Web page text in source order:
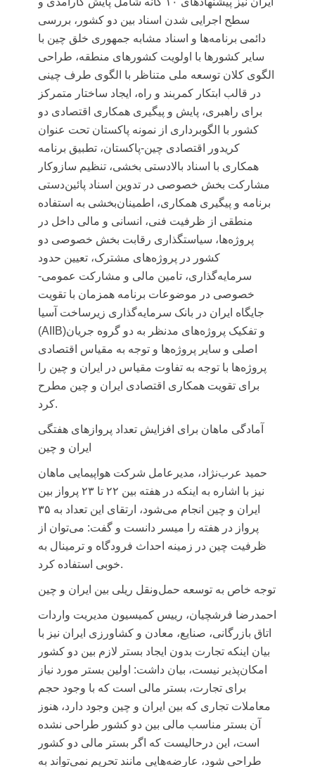
سطح اجرایی شدن اسناد بین دو کشور، بررسی
دائمی برنامه‌ها و اسناد مشابه جمهوری خلق چین با
سایر کشورها با اولویت کشورهای منطقه، طراحی
الگوی کلان توسعه ملی متناظر با الگوی طرف چینی
در قالب ابتکار کمربند و راه، ایجاد ساختار متمرکز
برای راهبری، پایش و پیگیری همکاری اقتصادی دو
کشور با الگوبرداری از نمونه‌ پاکستان تحت عنوان
کریدور اقتصادی چین-پاکستان، تطبیق برنامه
همکاری با اسناد بالادستی بخشی، تنظیم سازوکار
مشارکت بخش خصوصی در تدوین اسناد پائین‌دستی
برنامه و پیگیری همکاری، اطمینان‌بخشی به استفاده
منطقی از ظرفیت فنی، انسانی و مالی داخل در
پروژه‌ها، سیاستگذاری رقابت بخش خصوصی دو
کشور در پروژه‌های مشترک، تعیین حدود
سرمایه‌گذاری، تامین مالی و مشارکت عمومی-
خصوصی در موضوعات برنامه همزمان با تقویت
جایگاه ایران در بانک سرمایه‌گذاری زیرساخت آسیا
(AIIB)و تفکیک پروژه‌های مدنظر به دو گروه جریان
اصلی و سایر پروژه‌ها و توجه به مقیاس اقتصادی
پروژه‌ها با توجه به تفاوت مقیاس در ایران و چین را
برای تقویت همکاری اقتصادی ایران و چین مطرح
کرد.
آمادگی ماهان برای افزایش تعداد پروازهای هفتگی
ایران و چین
حمید عرب‌نژاد، مدیرعامل شرکت هواپیمایی ماهان
نیز با اشاره به اینکه در هفته بین ۲۲ تا ۲۳ پرواز بین
ایران و چین انجام می‌شود، ارتقای این تعداد به ۳۵
پرواز در هفته را میسر دانست و گفت: می‌توان از
ظرفیت چین در زمینه احداث فرودگاه و ترمینال به
خوبی استفاده کرد.
توجه خاص به توسعه حمل‌ونقل ریلی بین ایران و چین
احمدرضا فرشچیان، رییس کمیسیون مدیریت واردات
اتاق بازرگانی، صنایع، معادن و کشاورزی ایران نیز با
بیان اینکه تجارت بدون ایجاد بستر لازم بین دو کشور
امکان‌پذیر نیست، بیان داشت: اولین بستر مورد نیاز
برای تجارت، بستر مالی است که با وجود حجم
معاملات تجاری که بین ایران و چین وجود دارد، هنوز
آن بستر مناسب مالی بین دو کشور طراحی نشده
است، این درحالیست که اگر بستر مالی دو کشور
طراحی شود، عارضه‌هایی مانند تحریم نمی‌تواند به